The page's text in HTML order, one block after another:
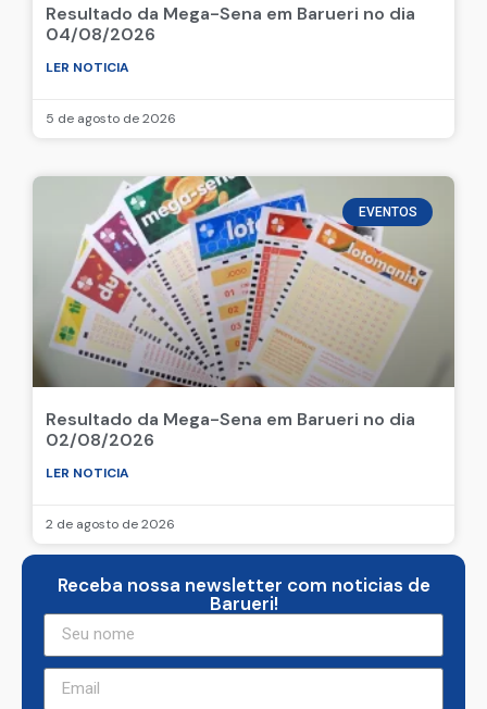
Resultado da Mega-Sena em Barueri no dia
04/08/2026
LER NOTICIA
5 de agosto de 2026
EVENTOS
Resultado da Mega-Sena em Barueri no dia
02/08/2026
LER NOTICIA
2 de agosto de 2026
Receba nossa newsletter com noticias de
Barueri!